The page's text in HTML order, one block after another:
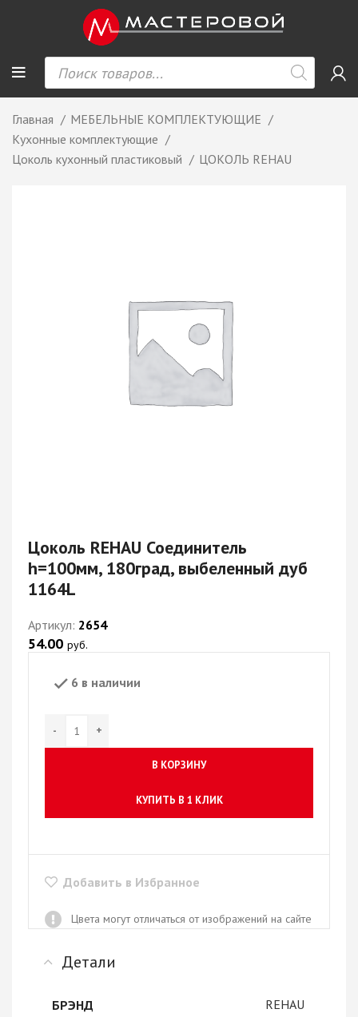
Главная
МЕБЕЛЬНЫЕ КОМПЛЕКТУЮЩИЕ
Кухонные комплектующие
Цоколь кухонный пластиковый
ЦОКОЛЬ REHAU
Цоколь REHAU Соединитель
h=100мм, 180град, выбеленный дуб
1164L
Артикул: 2654
54.00 руб.
6 в наличии
В КОРЗИНУ
КУПИТЬ В 1 КЛИК
Добавить в Избранное
Цвета могут отличаться от изображений на сайте
Детали
БРЭНД REHAU